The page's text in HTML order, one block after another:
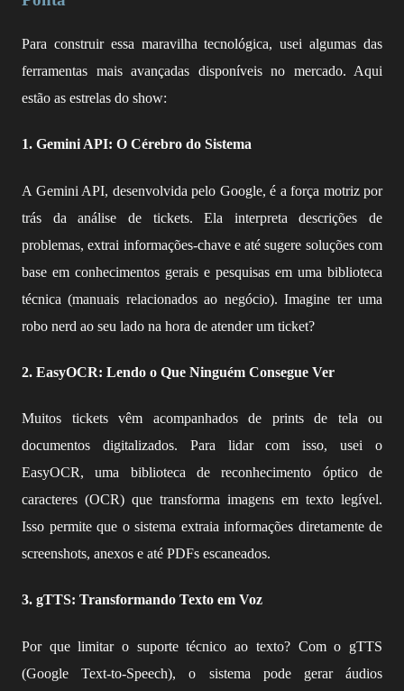
Para construir essa maravilha tecnológica, usei algumas das
ferramentas mais avançadas disponíveis no mercado. Aqui
estão as estrelas do show:
1. Gemini API: O Cérebro do Sistema
A Gemini API, desenvolvida pelo Google, é a força motriz por
trás da análise de tickets. Ela interpreta descrições de
problemas, extrai informações-chave e até sugere soluções com
base em conhecimentos gerais e pesquisas em uma biblioteca
técnica (manuais relacionados ao negócio). Imagine ter uma
robo nerd ao seu lado na hora de atender um ticket?
2. EasyOCR: Lendo o Que Ninguém Consegue Ver
Muitos tickets vêm acompanhados de prints de tela ou
documentos digitalizados. Para lidar com isso, usei o
EasyOCR, uma biblioteca de reconhecimento óptico de
caracteres (OCR) que transforma imagens em texto legível.
Isso permite que o sistema extraia informações diretamente de
screenshots, anexos e até PDFs escaneados.
3. gTTS: Transformando Texto em Voz
Por que limitar o suporte técnico ao texto? Com o gTTS
(Google Text-to-Speech), o sistema pode gerar áudios